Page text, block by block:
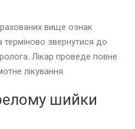
вище ознак
терміново звернутися до
Лікар проведе повне
лікування.
шийки